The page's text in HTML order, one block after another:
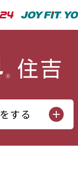
する